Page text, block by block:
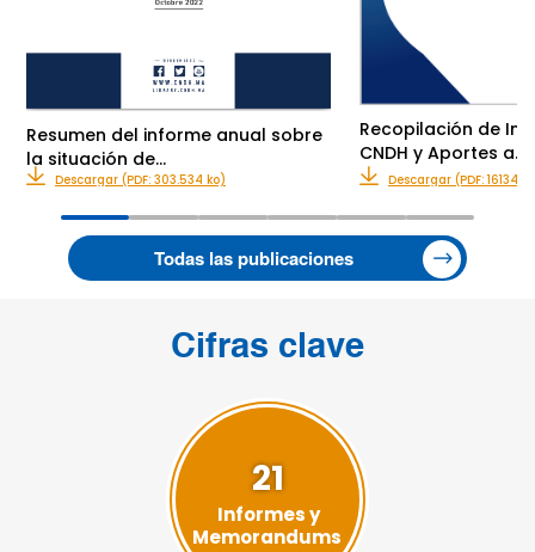
Todas las publicaciones
Resumen del informe anual sobre
la situación de…
Descargar (PDF: 303.534 ko)
Recopilación de
CNDH y Aportes a…
Descargar (PDF:
Cifras clave
21
Informes y
Memorandums